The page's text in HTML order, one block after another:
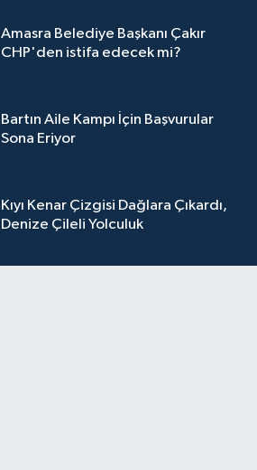
Amasra Belediye Başkanı Çakır
CHP'den istifa edecek mi?
Bartın Aile Kampı İçin Başvurular
Sona Eriyor
Kıyı Kenar Çizgisi Dağlara Çıkardı,
Denize Çileli Yolculuk